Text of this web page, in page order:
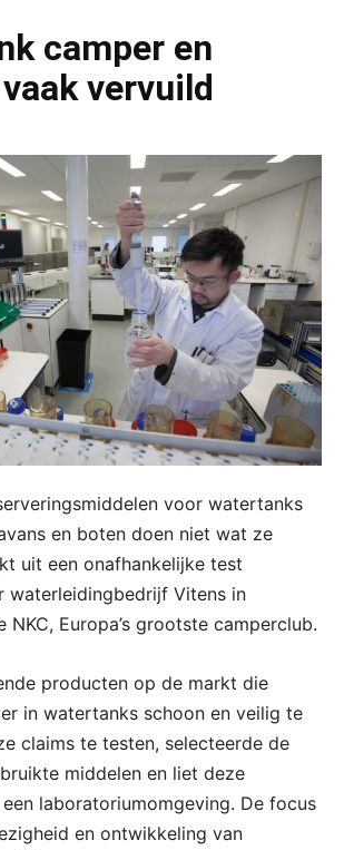
camper en
vervuild
voor watertanks
en boten doen niet wat ze
uit een onafhankelijke test
waterleidingbedrijf Vitens in
Europa’s grootste camperclub.
producten op de markt die
in watertanks schoon en veilig te
claims te testen, selecteerde de
middelen en liet deze
laboratoriumomgeving. De focus
en ontwikkeling van